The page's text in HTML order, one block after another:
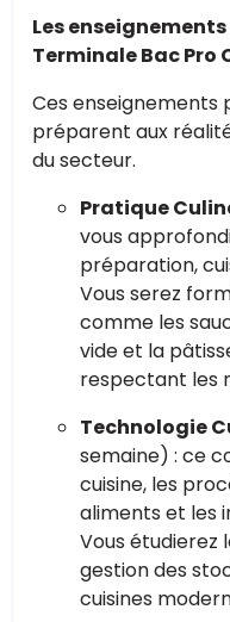
Les
Terminale Bac Pro
Ces enseignements
préparent aux
du secteur.
Pratique
vous
préparation,
Vous serez
comme les
vide et la
respectant les
Technologie
semaine) : ce
cuisine, les
aliments et les
Vous étudierez
gestion des
cuisines